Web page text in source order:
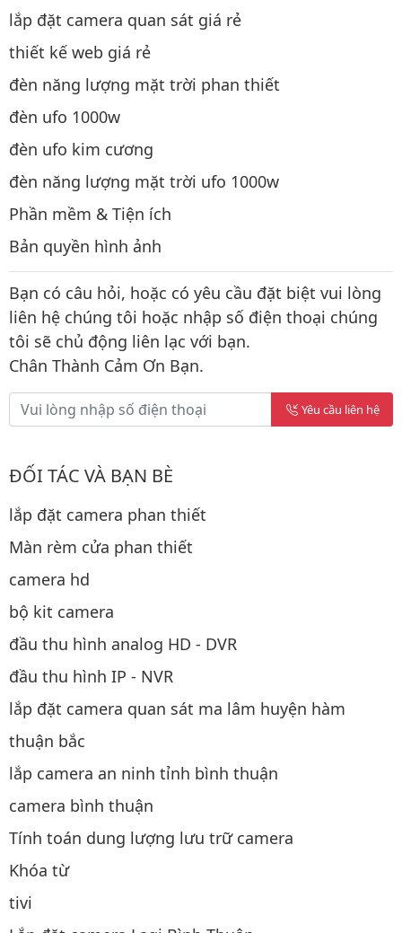
lắp đặt camera quan sát giá rẻ
thiết kế web giá rẻ
đèn năng lượng mặt trời phan thiết
đèn ufo 1000w
đèn ufo kim cương
đèn năng lượng mặt trời ufo 1000w
Phần mềm & Tiện ích
Bản quyền hình ảnh
Bạn có câu hỏi, hoặc có yêu cầu đặt biệt vui lòng
liên hệ chúng tôi hoặc nhập số điện thoại chúng
tôi sẽ chủ động liên lạc với bạn.
Chân Thành Cảm Ơn Bạn.
Yêu cầu liên hệ
ĐỐI TÁC VÀ BẠN BÈ
lắp đặt camera phan thiết
Màn rèm cửa phan thiết
camera hd
bộ kit camera
đầu thu hình analog HD - DVR
đầu thu hình IP - NVR
lắp đặt camera quan sát ma lâm huyện hàm
thuận bắc
lắp camera an ninh tỉnh bình thuận
camera bình thuận
Tính toán dung lượng lưu trữ camera
Khóa từ
tivi